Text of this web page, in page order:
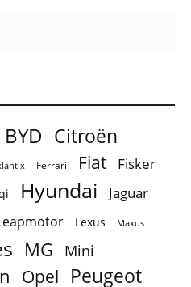
BYD Citroën
Ferrari Fiat Fisker
Hyundai Jaguar
Lexus Maxus
MG Mini
Opel Peugeot